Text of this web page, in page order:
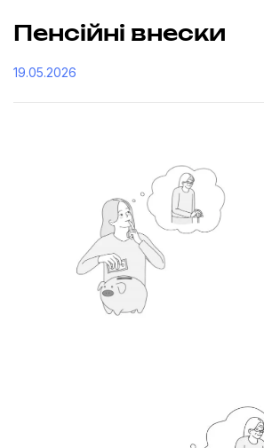
Пенсійні внески
19.05.2026